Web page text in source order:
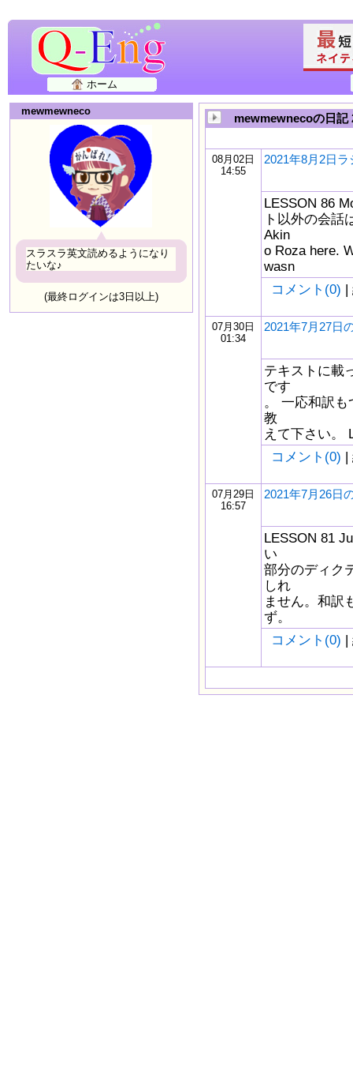
ホーム
mewmewneco
スラスラ英文読めるようになり
たいな♪
(最終ログインは3日以上)
mewmewnecoの日記
08月02日
14:55
2021年8月2日
LESSON 86
ト以外の会話
Akin
o Roza here.
wasn
コメント(0) |
07月30日
01:34
2021年7月27日
テキストに載
です
。 一応和訳
教
えて下さい。
コメント(0) |
07月29日
16:57
2021年7月26日
LESSON 81
い
部分のディク
しれ
ません。和訳
ず。
コメント(0) |